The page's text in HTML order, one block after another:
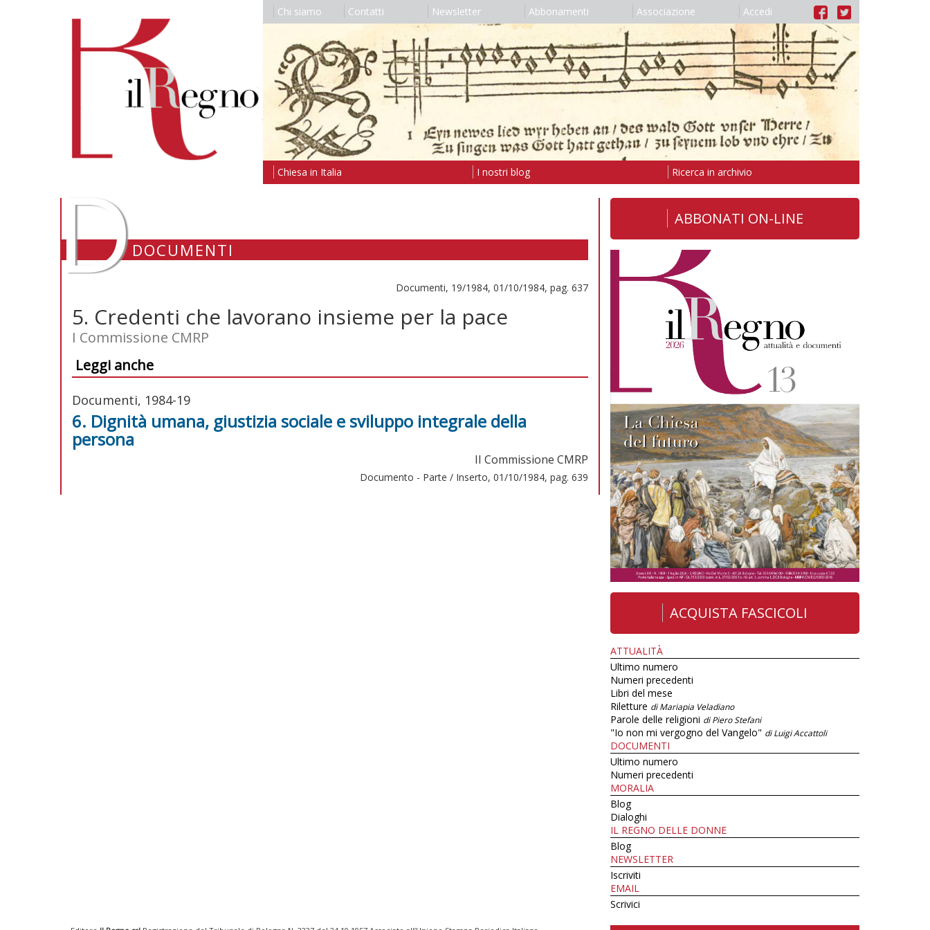
Chi siamo Contatti Newsletter Abbonamenti Associazione Accedi
Chiesa in Italia I nostri blog Ricerca in archivio
DDOCUMENTI
Documenti, 19/1984, 01/10/1984, pag. 637
5. Credenti che lavorano insieme per la pace
I Commissione CMRP
Leggi anche
Documenti, 1984-19
6. Dignità umana, giustizia sociale e sviluppo integrale della
persona
II Commissione CMRP
Documento - Parte / Inserto, 01/10/1984, pag. 639
ABBONATI ON-LINE
ACQUISTA FASCICOLI
ATTUALITÀ
Ultimo numero
Numeri precedenti
Libri del mese
Riletture di Mariapia Veladiano
Parole delle religioni di Piero Stefani
"Io non mi vergogno del Vangelo" di Luigi Accattoli
DOCUMENTI
Ultimo numero
Numeri precedenti
MORALIA
Blog
Dialoghi
IL REGNO DELLE DONNE
Blog
NEWSLETTER
Iscriviti
EMAIL
Scrivici